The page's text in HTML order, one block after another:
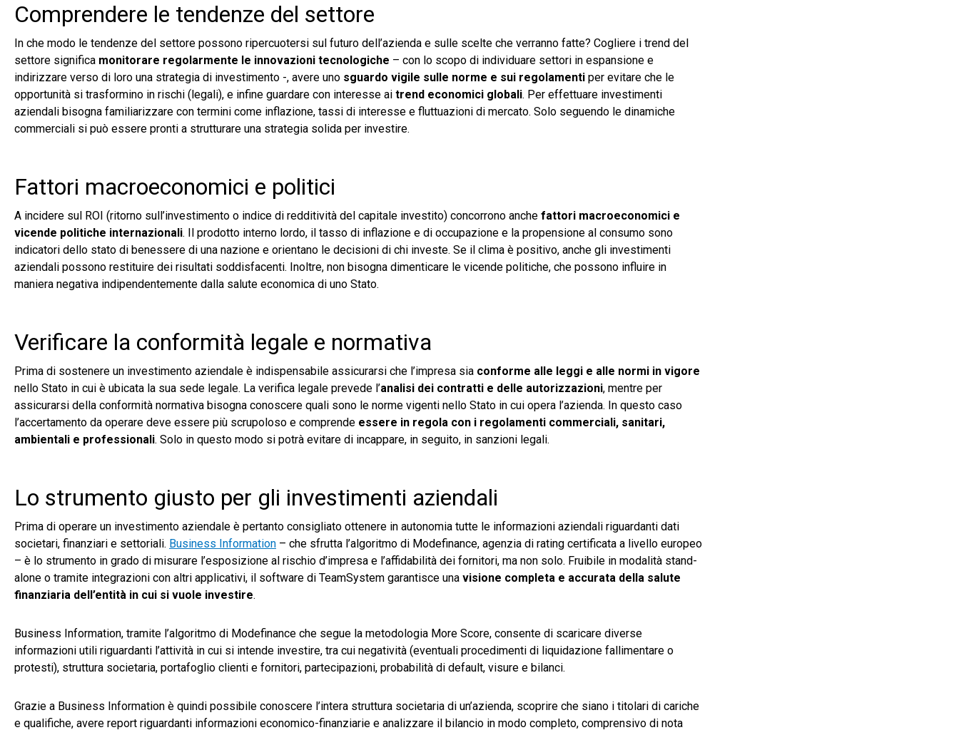
Comprendere le tendenze del settore
In che modo le tendenze del settore possono ripercuotersi sul futuro dell’azienda e sulle scelte che verranno fatte? Cogliere i trend del
settore significa monitorare regolarmente le innovazioni tecnologiche – con lo scopo di individuare settori in espansione e
indirizzare verso di loro una strategia di investimento -, avere uno sguardo vigile sulle norme e sui regolamenti per evitare che le
opportunità si trasformino in rischi (legali), e infine guardare con interesse ai trend economici globali. Per effettuare investimenti
aziendali bisogna familiarizzare con termini come inflazione, tassi di interesse e fluttuazioni di mercato. Solo seguendo le dinamiche
commerciali si può essere pronti a strutturare una strategia solida per investire.
Fattori macroeconomici e politici
A incidere sul ROI (ritorno sull’investimento o indice di redditività del capitale investito) concorrono anche fattori macroeconomici e
vicende politiche internazionali. Il prodotto interno lordo, il tasso di inflazione e di occupazione e la propensione al consumo sono
indicatori dello stato di benessere di una nazione e orientano le decisioni di chi investe. Se il clima è positivo, anche gli investimenti
aziendali possono restituire dei risultati soddisfacenti. Inoltre, non bisogna dimenticare le vicende politiche, che possono influire in
maniera negativa indipendentemente dalla salute economica di uno Stato.
Verificare la conformità legale e normativa
Prima di sostenere un investimento aziendale è indispensabile assicurarsi che l’impresa sia conforme alle leggi e alle normi in vigore
nello Stato in cui è ubicata la sua sede legale. La verifica legale prevede l’analisi dei contratti e delle autorizzazioni, mentre per
assicurarsi della conformità normativa bisogna conoscere quali sono le norme vigenti nello Stato in cui opera l’azienda. In questo caso
l’accertamento da operare deve essere più scrupoloso e comprende essere in regola con i regolamenti commerciali, sanitari,
ambientali e professionali. Solo in questo modo si potrà evitare di incappare, in seguito, in sanzioni legali.
Lo strumento giusto per gli investimenti aziendali
Prima di operare un investimento aziendale è pertanto consigliato ottenere in autonomia tutte le informazioni aziendali riguardanti dati
societari, finanziari e settoriali. Business Information – che sfrutta l’algoritmo di Modefinance, agenzia di rating certificata a livello europeo
– è lo strumento in grado di misurare l’esposizione al rischio d’impresa e l’affidabilità dei fornitori, ma non solo. Fruibile in modalità stand-
alone o tramite integrazioni con altri applicativi, il software di TeamSystem garantisce una visione completa e accurata della salute
finanziaria dell’entità in cui si vuole investire.
Business Information, tramite l’algoritmo di Modefinance che segue la metodologia More Score, consente di scaricare diverse
informazioni utili riguardanti l’attività in cui si intende investire, tra cui negatività (eventuali procedimenti di liquidazione fallimentare o
protesti), struttura societaria, portafoglio clienti e fornitori, partecipazioni, probabilità di default, visure e bilanci.
Grazie a Business Information è quindi possibile conoscere l’intera struttura societaria di un’azienda, scoprire che siano i titolari di cariche
e qualifiche, avere report riguardanti informazioni economico-finanziarie e analizzare il bilancio in modo completo, comprensivo di nota